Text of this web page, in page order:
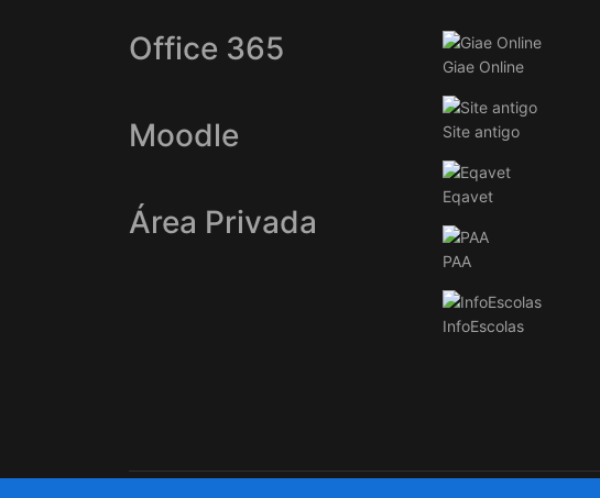
Office 365
Moodle
Área Privada
Giae Online
Site antigo
Eqavet
PAA
InfoEscolas